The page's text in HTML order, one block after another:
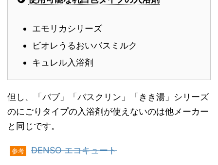
エモリカシリーズ
ビオレうるおいバスミルク
キュレル入浴剤
但し、「バブ」「バスクリン」「きき湯」シリーズ
のにごりタイプの入浴剤が使えないのは他メーカー
と同じです。
参考 DENSO エコキュート